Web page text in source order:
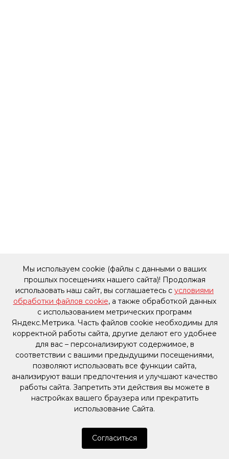
Мы используем cookie (файлы с данными о ваших
прошлых посещениях нашего сайта)! Продолжая
использовать наш сайт, вы соглашаетесь с условиями
обработки файлов cookie, а также обработкой данных
с использованием метрических программ
Яндекс.Метрика. Часть файлов cookie необходимы для
корректной работы сайта, другие делают его удобнее
для вас – персонализируют содержимое, в
соответствии с вашими предыдущими посещениями,
позволяют использовать все функции сайта,
анализируют ваши предпочтения и улучшают качество
работы сайта. Запретить эти действия вы можете в
настройках вашего браузера или прекратить
использование Сайта.
Согласиться